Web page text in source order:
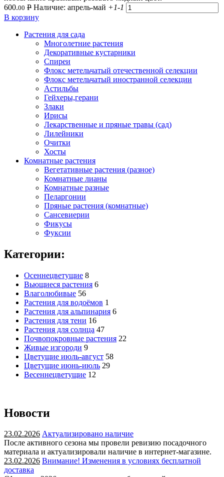
600.00 Р Наличие: апрель-май +1-1
В корзину
Растения для сада
Многолетние растения
Декоративные кустарники
Спиреи
Флокс метельчатый отечественной селекции
Флокс метельчатый иностранной селекции
Астильбы
Гейхеры,герани
Злаки
Ирисы
Лекарственные и пряные травы (сад)
Лилейники
Очитки
Хосты
Комнатные растения
Вегетативные растения (разное)
Комнатные лианы
Комнатные разные
Пеларгонии
Пряные растения (комнатные)
Сансевиерии
Фикусы
Фуксии
Категории:
Осеннецветущие 8
Вьющиеся растения 6
Влаголюбивые 56
Растения для водоёмов 1
Растения для альпинария 6
Растения для тени 16
Растения для солнца 47
Почвопокровные растения 22
Живые изгороди 9
Цветущие июль-август 58
Цветущие июнь-июль 29
Весеннецветущие 12
Новости
23.02.2026 Актуализировано наличие
После активного сезона мы провели ревизию посадочного
материала и актуализировали наличие в интернет-магазине.
23.02.2026 Внимание! Изменения в условиях бесплатной
доставка